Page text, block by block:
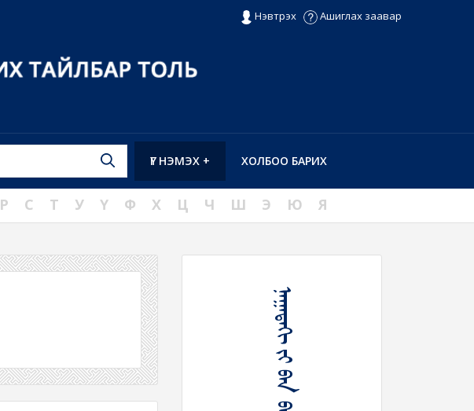
Нэвтрэх Ашиглах заавар
ХОЛБОО БАРИХ
ҮГ НЭМЭХ +
Р С Т У Ү Ф Х Ц Ч Ш Э Ю Я
ᠨᠠᠭᠠᠳᠠᠬᠢ ᠢᠢ ᠪᠠᠨ ᠪᠠᠷᠢ